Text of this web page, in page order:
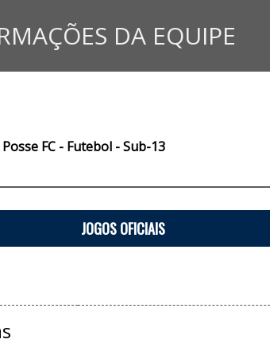
DA EQUIPE
Posse FC - Futebol - Sub-13
JOGOS OFICIAIS